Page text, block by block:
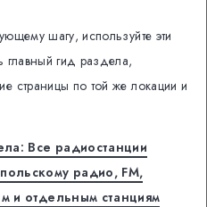
шагу, используйте эти
главный гид раздела,
страницы по той же локации и
Все радиостанции
радио, FM,
и отдельным станциям